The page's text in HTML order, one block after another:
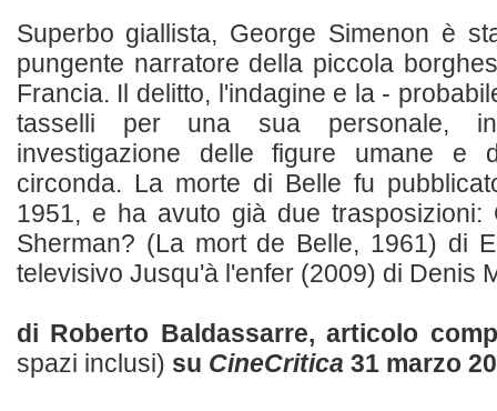
Superbo giallista, George Simenon è
pungente narratore della piccola
Francia. Il delitto, l'indagine e la -
tasselli per una sua personale,
investigazione delle figure umane e
circonda. La morte di Belle fu
1951, e ha avuto già due trasposizioni:
Sherman? (La mort de Belle, 1961) di
televisivo Jusqu'à l'enfer (2009) di Denis
di Roberto Baldassarre, articolo
spazi inclusi) su CineCritica 31 marzo